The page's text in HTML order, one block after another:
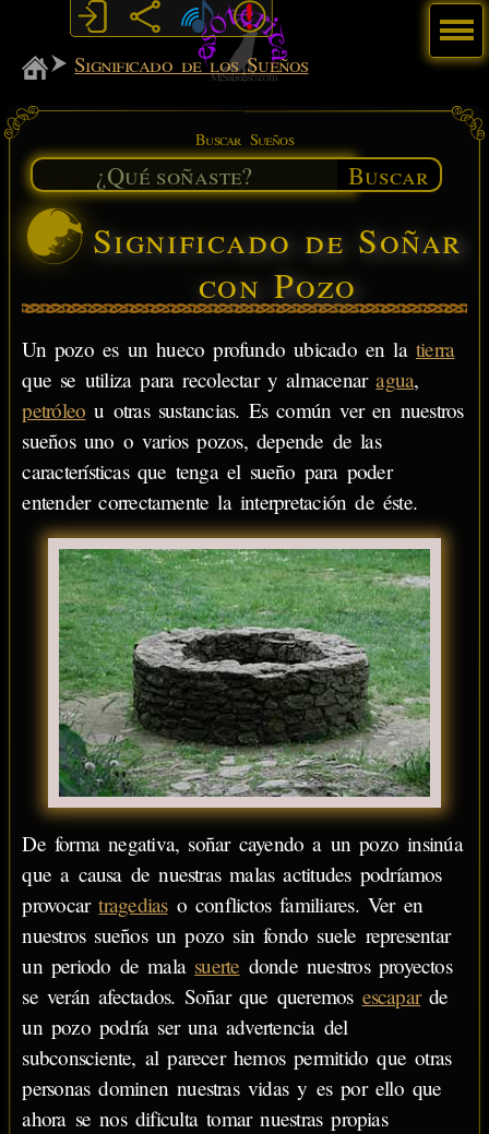
MiSabueso
Significado de los Sueños
Buscar Sueños
Buscar
Significado de Soñar
con Pozo
Un pozo es un hueco profundo ubicado en la tierra
que se utiliza para recolectar y almacenaragua,
petróleo u otras sustancias. Es común ver en nuestros
sueños uno o varios pozos, depende de las
características que tenga el sueño para poder
entender correctamente la interpretación de éste.
De forma negativa, soñar cayendo a un pozo insinúa
que a causa de nuestras malas actitudes podríamos
provocartragediaso conflictos familiares. Ver en
nuestros sueños un pozo sin fondo suele representar
un periodo de mala suerte donde nuestros proyectos
se verán afectados. Soñar que queremos escaparde
un pozo podría ser una advertencia del
subconsciente, al parecer hemos permitido que otras
personas dominen nuestras vidas y es por ello que
ahora se nos dificulta tomar nuestras propias
Menú